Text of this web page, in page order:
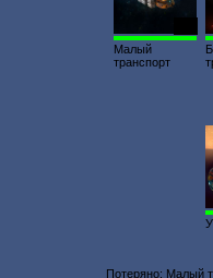
Малый
транспорт
Потеряно: Малый